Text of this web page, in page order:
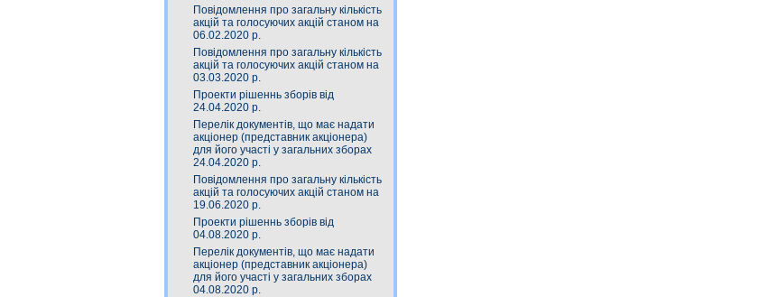
Повідомлення про загальну кількість
акцій та голосуючих акцій станом на
06.02.2020 р.
Повідомлення про загальну кількість
акцій та голосуючих акцій станом на
03.03.2020 р.
Проекти рішеннь зборів від
24.04.2020 р.
Перелік документів, що має надати
акціонер (представник акціонера)
для його участі у загальних зборах
24.04.2020 р.
Повідомлення про загальну кількість
акцій та голосуючих акцій станом на
19.06.2020 р.
Проекти рішеннь зборів від
04.08.2020 р.
Перелік документів, що має надати
акціонер (представник акціонера)
для його участі у загальних зборах
04.08.2020 р.